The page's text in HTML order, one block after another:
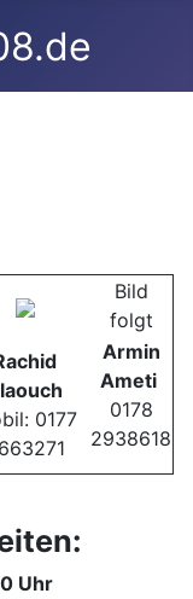
Bild
folgt
0177
Armin
Ameti
0178
2938618
Uhr